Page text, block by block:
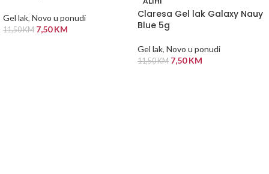
Gel lak, Novo u ponudi
11,50KM 7,50KM
Claresa Gel lak Galaxy Nauy
Blue 5g
Gel lak, Novo u ponudi
11,50KM 7,50KM